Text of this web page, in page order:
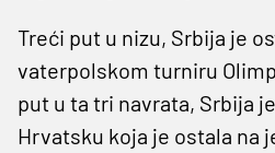
Treći put u nizu, Srbija je
vaterpolskom turniru
put u ta tri navrata, Srbija
Hrvatsku koja je ostala na